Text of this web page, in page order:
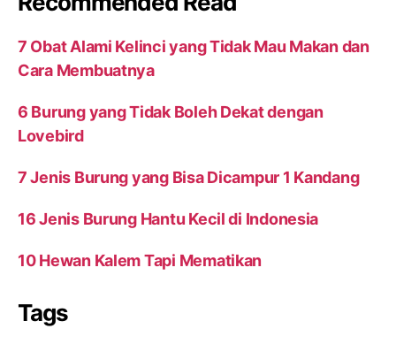
7 Obat Alami Kelinci yang Tidak Mau Makan dan
Cara Membuatnya
6 Burung yang Tidak Boleh Dekat dengan
Lovebird
7 Jenis Burung yang Bisa Dicampur 1 Kandang
16 Jenis Burung Hantu Kecil di Indonesia
10 Hewan Kalem Tapi Mematikan
Tags